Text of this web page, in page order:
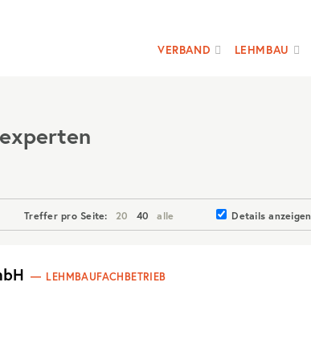
VERBAND LEHMBAU
Treffer pro Seite: 20 40 alle Details anzeigen
LEHMBAUFACHBETRIEB